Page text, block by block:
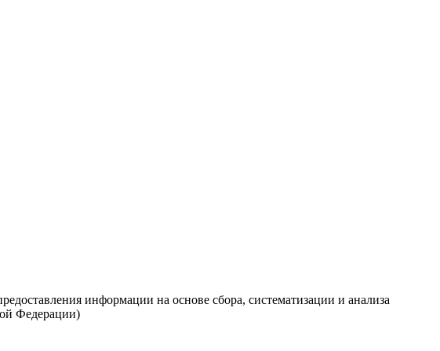
информации на основе сбора, систематизации и анализа
Федерации)